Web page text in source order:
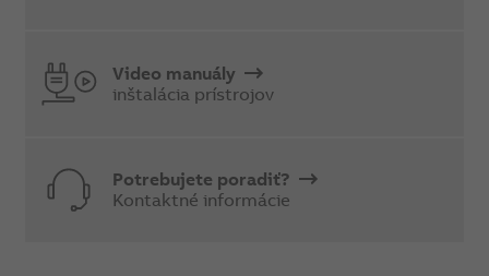
Video manuály
inštalácia prístrojov
Potrebujete poradiť?
Kontaktné informácie